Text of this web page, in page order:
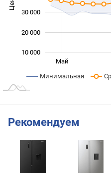
10 000
20 000
30 000
Май
Минимальная
Рекомендуем